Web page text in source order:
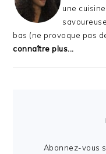
une
bas (ne provoque pas
connaître plus...
Abonnez-vous